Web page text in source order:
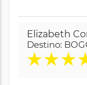
Elizabeth
Destino:
★★★